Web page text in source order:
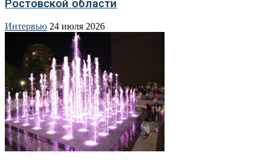
Ростовской области
Интервью 24 июля 2026